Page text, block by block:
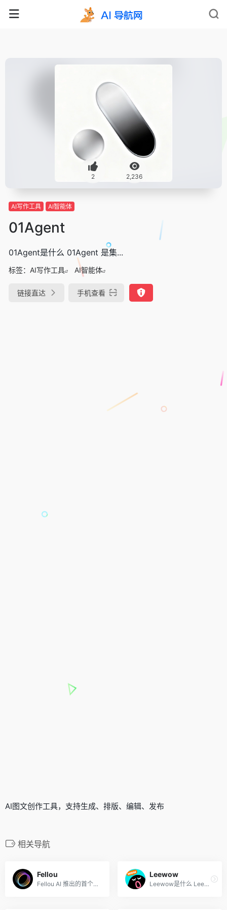
2 2,236
AI写作工具 AI智能体
01Agent
01Agent是什么 01Agent 是集...
标签： AI写作工具 AI智能体
链接直达 手机查看
AI图文创作工具，支持生成、排版、编辑、发布
相关导航
Fellou
Fellou AI 推出的首个Agentic...
Leewow
Leewow是什么 Leewow是首个造...